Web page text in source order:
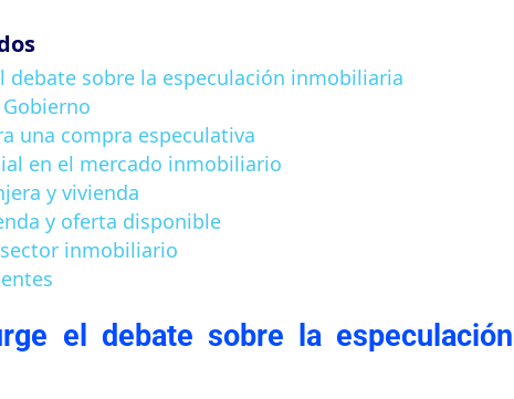
debate sobre la especulación inmobiliaria
una compra especulativa
en el mercado inmobiliario
y vivienda
y oferta disponible
inmobiliario
el debate sobre la especulación